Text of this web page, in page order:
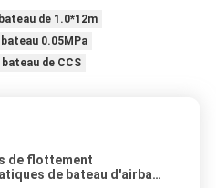
de 1.0*12m
0.05MPa
de CCS
de flottement
de bateau d'airbags